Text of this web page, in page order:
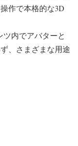
作で本格的な3D
内でアバターと
、さまざまな用途